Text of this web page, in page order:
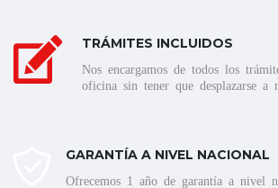
TRÁMITES INCLUIDOS
Nos encargamos de todos los
oficina sin tener que desplazarse a
GARANTÍA A NIVEL NACIONAL
Ofrecemos 1 año de garantía a nivel